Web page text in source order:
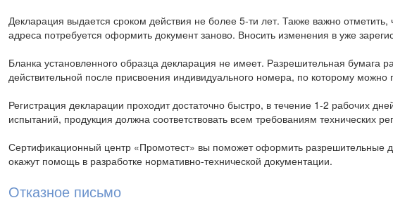
Декларация выдается сроком действия не более 5-ти лет. Также важно
адреса потребуется оформить документ заново. Вносить изменения в уже
Бланка установленного образца декларация не имеет. Разрешительная бумага
действительной после присвоения индивидуального номера, по которому можно
Регистрация декларации проходит достаточно быстро, в течение 1-2 рабочих
испытаний, продукция должна соответствовать всем требованиям технических
Сертификационный центр «Промотест» вы поможет оформить разрешительные
окажут помощь в разработке нормативно-технической документации.
Отказное письмо